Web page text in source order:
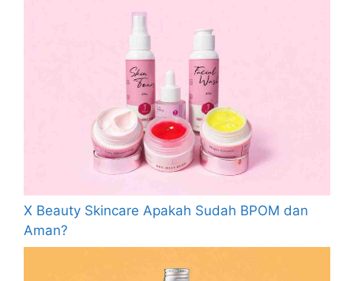
X Beauty Skincare Apakah Sudah BPOM dan
Aman?